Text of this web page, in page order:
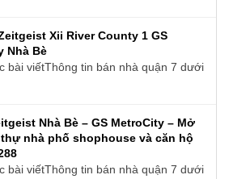
Xii River County 1 GS
Nhà Bè
bài viếtThông tin bán nhà quận 7 dưới
Nhà Bè – GS MetroCity – Mở
nhà phố shophouse và căn hộ
bài viếtThông tin bán nhà quận 7 dưới